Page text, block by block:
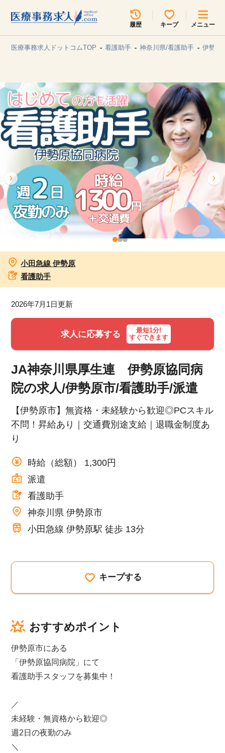
履歴 キープ メニュー
無料転職サポート お問い合わせ
見学会・イベント情報
医療事務まるわかりコラム
よくあるご質問
医療事務求人ドットコムとは
就職サポート
人材をお探しの医療機関・企業様
運営会社
医療事務求人ドットコムTOP 看護助手 神奈川県/看護助手 伊勢原
小田急線 伊勢原
看護助手
2026年7月1日更新
求人に応募する
最短1分!
すぐできます
JA神奈川県厚生連 伊勢原協同病
院の求人/伊勢原市/看護助手/派遣
【伊勢原市】無資格・未経験から歓迎◎PCスキル
不問！昇給あり｜交通費別途支給｜退職金制度あ
り
時給（総額） 1,300円
派遣
看護助手
神奈川県 伊勢原市
小田急線 伊勢原駅 徒歩 13分
キープする
おすすめポイント
伊勢原市にある
「伊勢原協同病院」にて
看護助手スタッフを募集中！
／
未経験・無資格から歓迎◎
週2日の夜勤のみ
＼
所在地のエリアを選択してください
各支店担当よりご連絡させていただきます。
関東 関西
東海 北海道・東北
甲信越・北陸 中国・四国
九州・沖縄